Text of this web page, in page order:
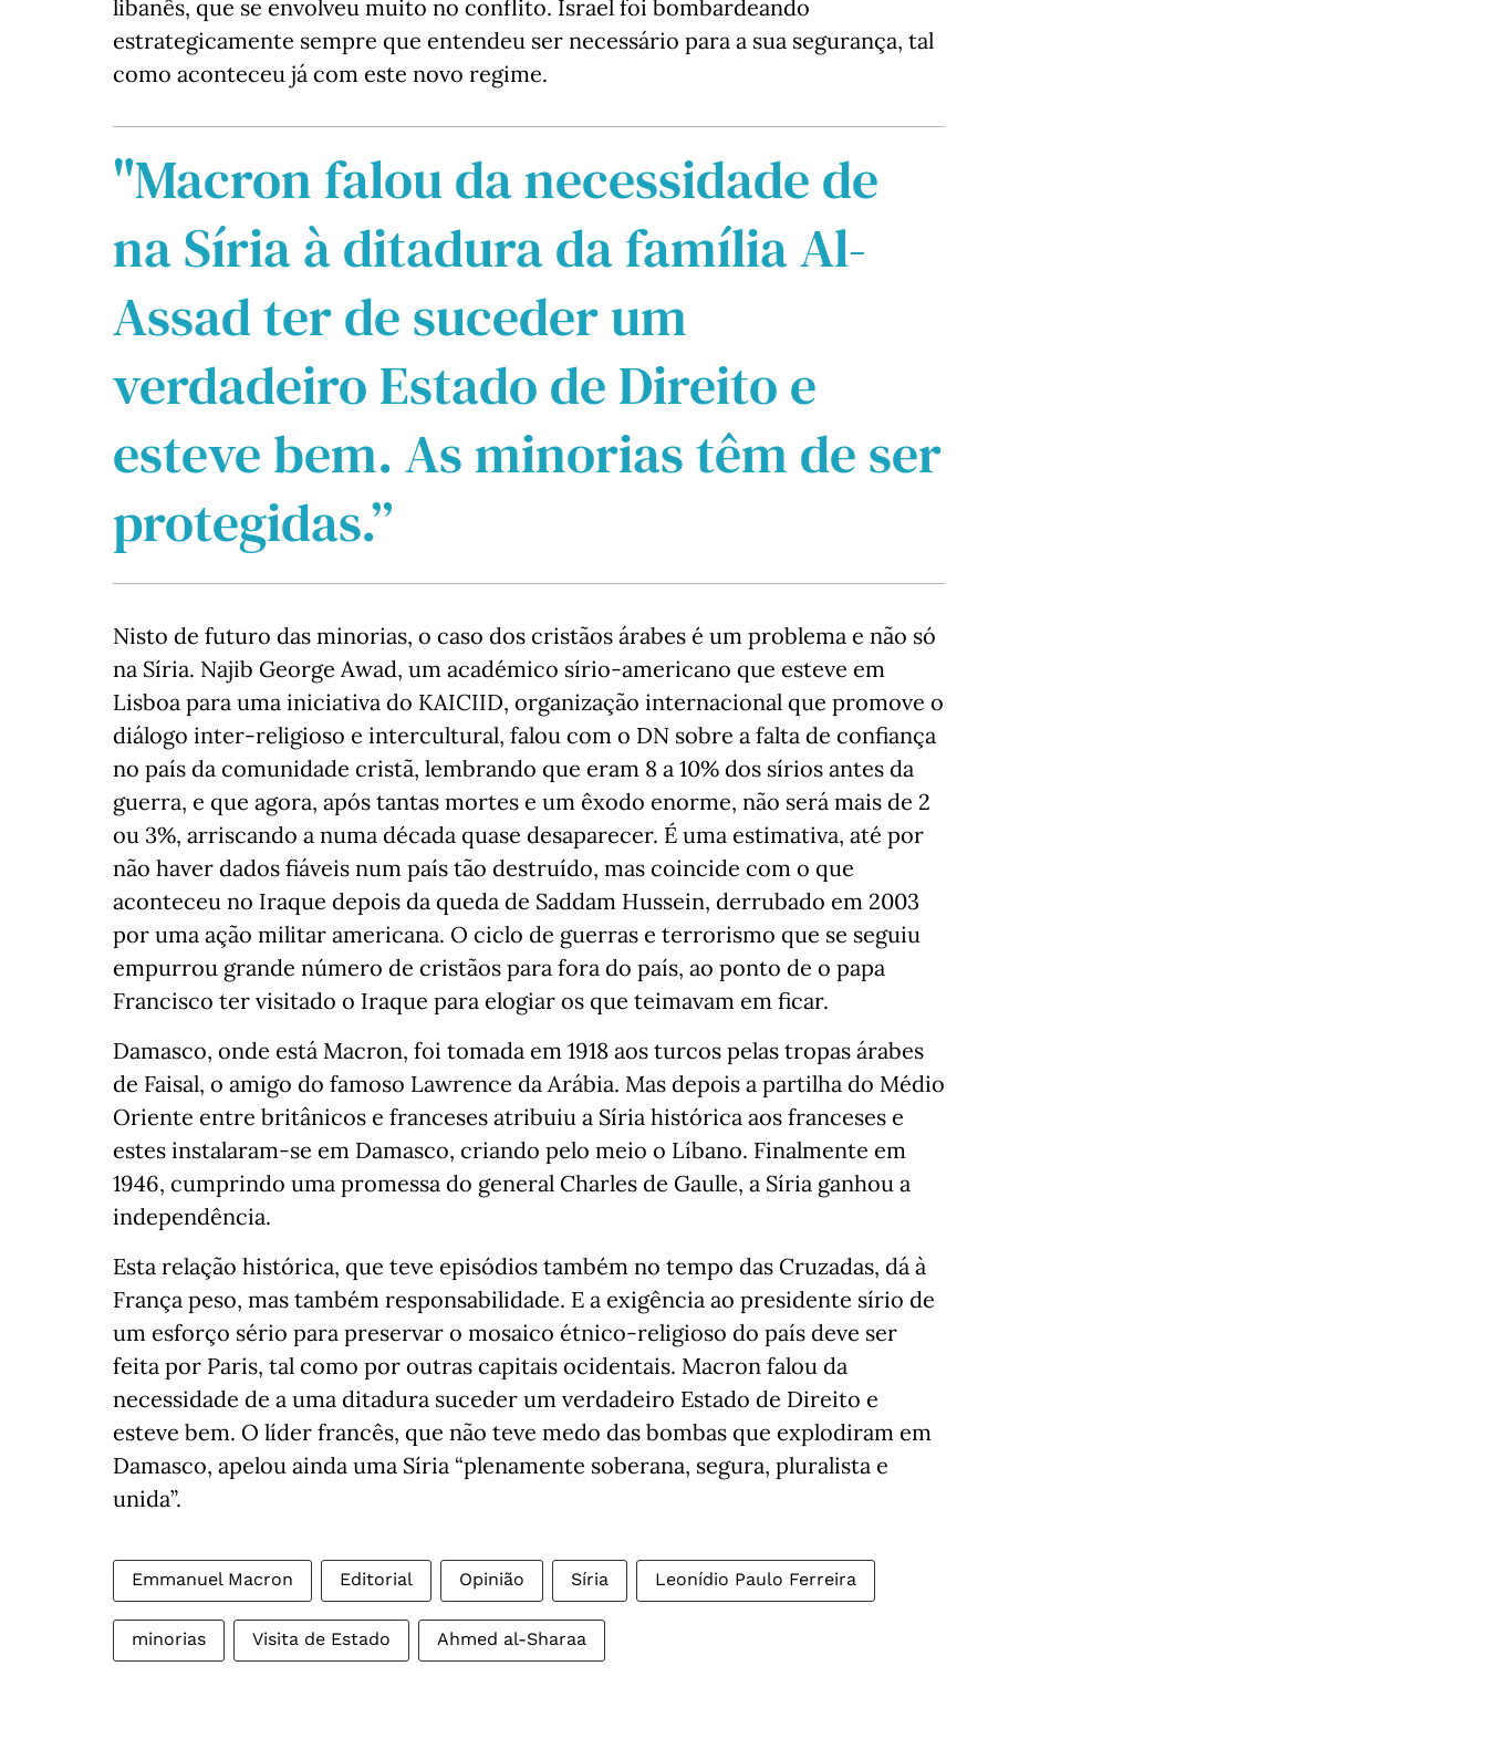
libanês, que se envolveu muito no conflito. Israel foi bombardeando
estrategicamente sempre que entendeu ser necessário para a sua segurança, tal
como aconteceu já com este novo regime.
"Macron falou da necessidade de
na Síria à ditadura da família Al-
Assad ter de suceder um
verdadeiro Estado de Direito e
esteve bem. As minorias têm de ser
protegidas.”
Nisto de futuro das minorias, o caso dos cristãos árabes é um problema e não só
na Síria. Najib George Awad, um académico sírio-americano que esteve em
Lisboa para uma iniciativa do KAICIID, organização internacional que promove o
diálogo inter-religioso e intercultural, falou com o DN sobre a falta de confiança
no país da comunidade cristã, lembrando que eram 8 a 10% dos sírios antes da
guerra, e que agora, após tantas mortes e um êxodo enorme, não será mais de 2
ou 3%, arriscando a numa década quase desaparecer. É uma estimativa, até por
não haver dados fiáveis num país tão destruído, mas coincide com o que
aconteceu no Iraque depois da queda de Saddam Hussein, derrubado em 2003
por uma ação militar americana. O ciclo de guerras e terrorismo que se seguiu
empurrou grande número de cristãos para fora do país, ao ponto de o papa
Francisco ter visitado o Iraque para elogiar os que teimavam em ficar.
Damasco, onde está Macron, foi tomada em 1918 aos turcos pelas tropas árabes
de Faisal, o amigo do famoso Lawrence da Arábia. Mas depois a partilha do Médio
Oriente entre britânicos e franceses atribuiu a Síria histórica aos franceses e
estes instalaram-se em Damasco, criando pelo meio o Líbano. Finalmente em
1946, cumprindo uma promessa do general Charles de Gaulle, a Síria ganhou a
independência.
Esta relação histórica, que teve episódios também no tempo das Cruzadas, dá à
França peso, mas também responsabilidade. E a exigência ao presidente sírio de
um esforço sério para preservar o mosaico étnico-religioso do país deve ser
feita por Paris, tal como por outras capitais ocidentais. Macron falou da
necessidade de a uma ditadura suceder um verdadeiro Estado de Direito e
esteve bem. O líder francês, que não teve medo das bombas que explodiram em
Damasco, apelou ainda uma Síria “plenamente soberana, segura, pluralista e
unida”.
Emmanuel Macron Editorial Opinião Síria Leonídio Paulo Ferreira
minorias Visita de Estado Ahmed al-Sharaa